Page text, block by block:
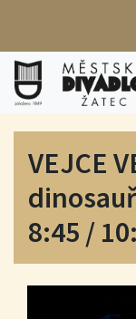
VEJCE
8:45 /